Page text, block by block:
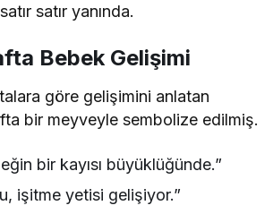
satır yanında.
Bebek Gelişimi
göre gelişimini anlatan
bir meyveyle sembolize edilmiş.
bir kayısı büyüklüğünde.”
işitme yetisi gelişiyor.”